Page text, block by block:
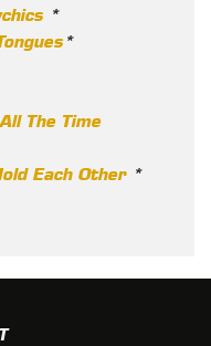
*
*
The Time
Each Other*